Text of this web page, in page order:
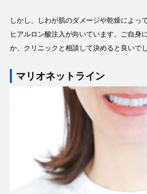
しかし、しわが肌のダメージや乾燥によっ
ヒアルロン酸注入が向いています。ご自身
か、クリニックと相談して決めると良いでし
マリオネットライン